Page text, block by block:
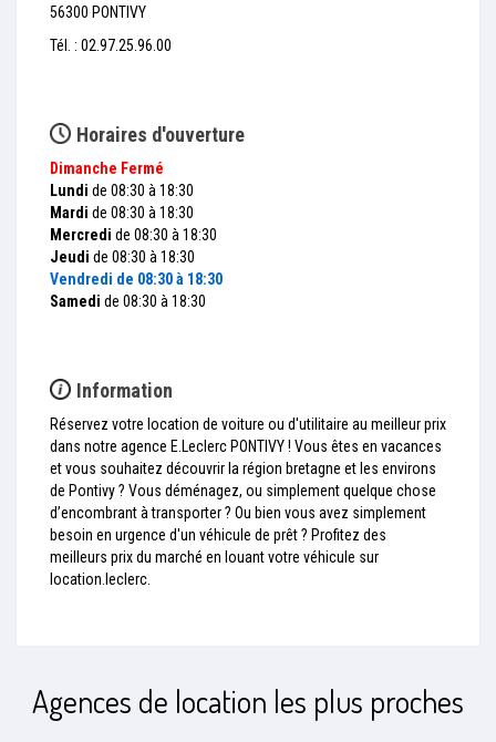
56300 PONTIVY
Tél. : 02.97.25.96.00
Horaires d'ouverture
Dimanche Fermé
Lundi de 08:30 à 18:30
Mardi de 08:30 à 18:30
Mercredi de 08:30 à 18:30
Jeudi de 08:30 à 18:30
Vendredi de 08:30 à 18:30
Samedi de 08:30 à 18:30
Information
Réservez votre location de voiture ou d'utilitaire au meilleur prix
dans notre agence E.Leclerc PONTIVY ! Vous êtes en vacances
et vous souhaitez découvrir la région bretagne et les environs
de Pontivy ? Vous déménagez, ou simplement quelque chose
d’encombrant à transporter ? Ou bien vous avez simplement
besoin en urgence d'un véhicule de prêt ? Profitez des
meilleurs prix du marché en louant votre véhicule sur
location.leclerc.
Agences de location les plus proches